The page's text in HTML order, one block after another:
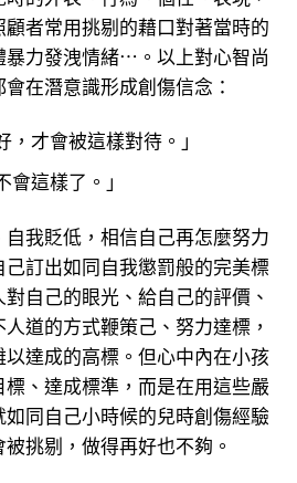
者常用挑剔的藉口對著當時的
暴力發洩情緒⋯。以上對心智尚
在潛意識形成創傷信念：
，才會被這樣對待。」
會這樣了。」
我貶低，相信自己再怎麼努力
訂出如同自我懲罰般的完美標
自己的眼光、給自己的評價、
道的方式鞭策己、努力達標，
達成的高標。但心中內在小孩
、達成標準，而是在用這些嚴
同自己小時候的兒時創傷經驗
挑剔，做得再好也不夠。